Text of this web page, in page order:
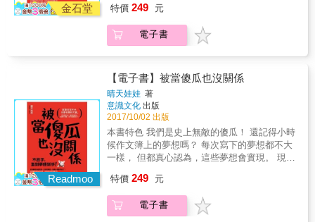
山岳協會（American Alpine Club）終身榮譽會
員
機會 &rarr;認識你的市場，活用所有資源去接
觸：你只有一個目標，要衝擊這個市場，要震
懾你所有的對象 &rarr;勇敢的告訴自己，這是我
想做的事，你不同意，是你的問題 &rarr;人生沒
你還終究是在進步中 &rarr;自己玩的開心，別忘
記拉拔別人，獎勵後進，教導你的後輩
由選擇。有才華又勇敢投入，你就會有機會。
選擇，如果能夠順著「上天賜給你的特質與特
殊才能」去淋漓盡致發揮，就能形成與他人的
優勢區隔。具有「別無退路的決心」能長久堅
心，就是最終的勝利者。 一起來勇敢投入淋漓
盡致的發揮自己！ &rarr;檢視自己的才華能力：
擅長什麼？做什麼覺得容易？ &rarr;瞭解自己的
特質特性：你的風格以及與別人的差異區隔？
&rarr;相信自己的內心理想：夢想中最喜歡的終
生職業與事業是什麼？ &rarr;將才華能力、特質
特性、內心理想這三樣東西緊密連結，毫不妥
名聲是可以積累的，積少成多。多發表，就多
機會 &rarr;認識你的市場，活用所有資源去接
觸：你只有一個目標，要衝擊這個市場，要震
金石堂
其實我們都是傻瓜， 在成長的路上，被夢想傷
了又傷。 相信付出會有代價，卻總被說是傻
瓜。 人生苦短，當一回傻瓜又怎樣？ 當一個勇
一輩子聰明人， 選擇安全的路，為五斗米折
腰， 還不如勇敢當一次傻瓜， 奮力追求，直到
夢想到手！ 就算沒有天分，也要有夢的天真！
36個夢想家的成功法則，36則成功者的智慧名
言， 帶你「走自己的路，圓自己的夢，過自己
的人生」！ 別再為你的自甘平凡找藉口！ 周星
馳曾說：做人如果沒有夢想，和鹹魚有什麼區
別呢？& 一年過去了，你是活了365天？還是活
了1天，重複了364次。 不放手，直到夢想到
闖，夢想永遠只會是個夢想。──五月天 ˙ 世界
上沒有任何一個人可以阻止你去實現夢想和自
特價 249 元
電子書
Readmoo
【電子書】被當傻瓜也沒關係
晴天娃娃 著
意識文化 出版
2017/10/02 出版
本書特色 我們是史上無敵的傻瓜！ 還記得小時
候作文簿上的夢想嗎？ 每次寫下的夢想都不大
一樣， 但都真心認為，這些夢想會實現。 現在
其實我們都是傻瓜， 在成長的路上，被夢想傷
了又傷。 相信付出會有代價，卻總被說是傻
瓜。 人生苦短，當一回傻瓜又怎樣？ 當一個勇
特價 249 元
電子書